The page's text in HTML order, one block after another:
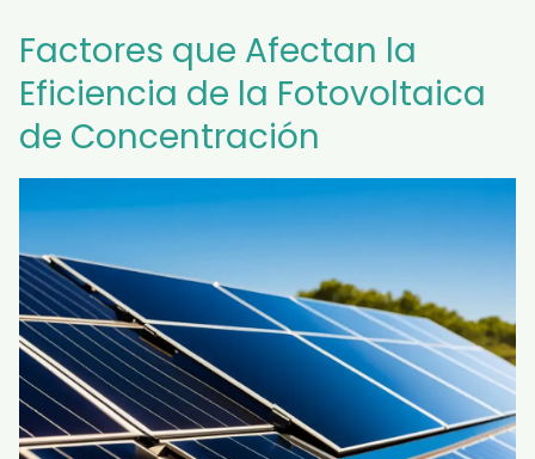
Factores que Afectan la
Eficiencia de la Fotovoltaica
de Concentración